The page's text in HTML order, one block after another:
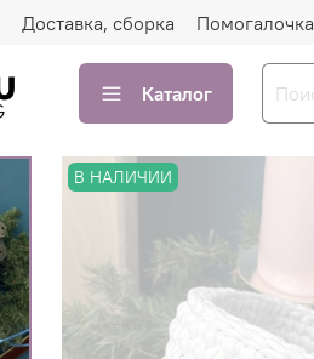
Доставка, сборка Помогалочка
Каталог
В НАЛИЧИИ